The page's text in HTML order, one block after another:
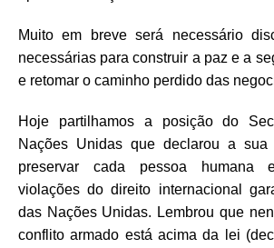
Muito em breve será necessário
necessárias para construir a paz e a
e retomar o caminho perdido das
Hoje partilhamos a posição do
Nações Unidas que declarou a sua
preservar cada pessoa humana
violações do direito internacional
das Nações Unidas. Lembrou que
conflito armado está acima da lei